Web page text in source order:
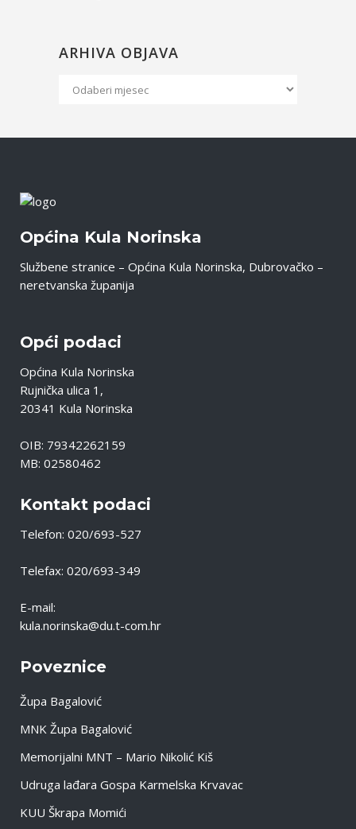
ARHIVA OBJAVA
Arhiva
Općina Kula Norinska
Službene stranice – Općina Kula Norinska, Dubrovačko –
neretvanska županija
Opći podaci
Općina Kula Norinska
Rujnička ulica 1,
20341 Kula Norinska
OIB: 79342262159
MB: 02580462
Kontakt podaci
Telefon: 020/693-527
Telefax: 020/693-349
E-mail:
kula.norinska@du.t-com.hr
Poveznice
Župa Bagalović
MNK Župa Bagalović
Memorijalni MNT – Mario Nikolić Kiš
Udruga lađara Gospa Karmelska Krvavac
KUU Škrapa Momići